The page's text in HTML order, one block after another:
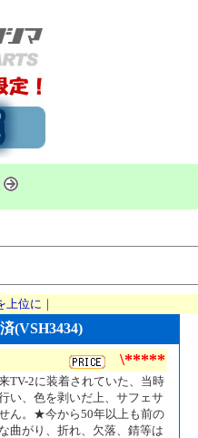
上位に ｜
(VSH3434)
\*****
TV-2に装着されていた、当時
い、色を剥いだ上、サフェサ
ん。★今から50年以上も前の
曲がり、折れ、欠落、錆等は